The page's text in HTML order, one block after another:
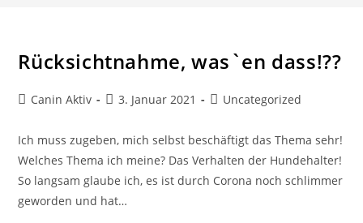
Rücksichtnahme, was`en dass!??
Canin Aktiv 3. Januar 2021 Uncategorized
Ich muss zugeben, mich selbst beschäftigt das Thema sehr!
Welches Thema ich meine? Das Verhalten der Hundehalter!
So langsam glaube ich, es ist durch Corona noch schlimmer
geworden und hat…